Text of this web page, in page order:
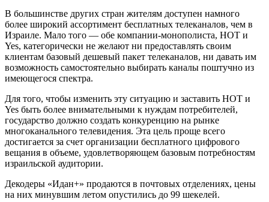
В большинстве других стран жителям доступен намного
более широкий ассортимент бесплатных телеканалов, чем в
Израиле. Мало того — обе компании-монополиста, HOT и
Yes, категорически не желают ни предоставлять своим
клиентам базовый дешевый пакет телеканалов, ни давать им
возможность самостоятельно выбирать каналы поштучно из
имеющегося спектра.
Для того, чтобы изменить эту ситуацию и заставить HOT и
Yes быть более внимательными к нуждам потребителей,
государство должно создать конкуренцию на рынке
многоканального телевидения. Эта цель проще всего
достигается за счет организации бесплатного цифрового
вещания в объеме, удовлетворяющем базовым потребностям
израильской аудитории.
Декодеры «Идан+» продаются в почтовых отделениях, цены
на них минувшим летом опустились до 99 шекелей.